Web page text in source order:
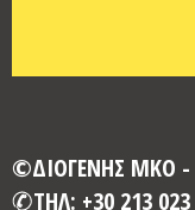
©ΔΙΟΓΕΝΗΣ ΜΚΟ -
ΤΗΛ: +30 213 023